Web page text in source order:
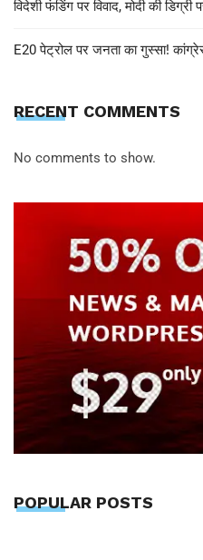
विदेशी फंडिंग पर विवाद, मोदी की डिग्री
E20 पेट्रोल पर जनता का गुस्सा!
RECENT COMMENTS
No comments to show.
POPULAR POSTS